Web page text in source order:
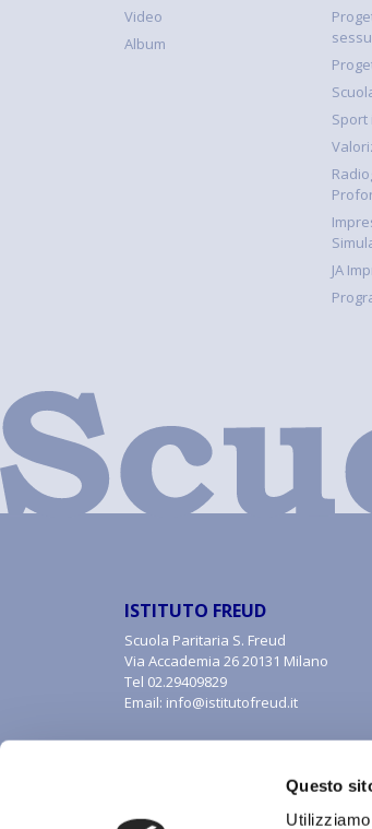
Questo
Video
Album
Sport
JA
ISTITUTO FREUD
Scuola Paritaria S. Freud
Via Accademia 26 20131 Milano
Tel 02.29409829
Email: info@istitutofreud.it